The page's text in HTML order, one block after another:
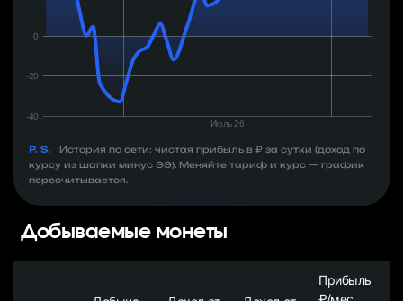
P. S.
История по сети: чистая прибыль в ₽ за сутки (доход по
курсу из шапки минус ЭЭ). Меняйте тариф и курс — график
пересчитывается.
Добываемые монеты
Прибыль